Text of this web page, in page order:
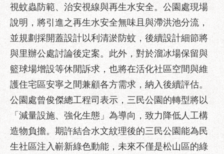
便
民
服
務
道
路
挖
掘
資
訊
聯
合
視蚊蟲防範、治安視線與再生水安全。公園處現場
說明，將引進之再生水安全無味且與滯洪池分流，
並規劃採開蓋設計以利清淤防蚊，後續設計細節將
與里辦公處討論後定案。此外，對於溜冰場保留與
籃球場增設等休閒訴求，也將在活化社區空間與維
護住宅區安寧之間兼顧各方需求，納入後續評估。
公園處曾俊傑總工程司表示，三民公園的轉型將以
「減量設施、強化生態」為導向，致力降低人工構
造物負擔。期許結合水文紋理後的三民公園能為民
生社區注入嶄新綠色動能，未來不僅是松山區的綠